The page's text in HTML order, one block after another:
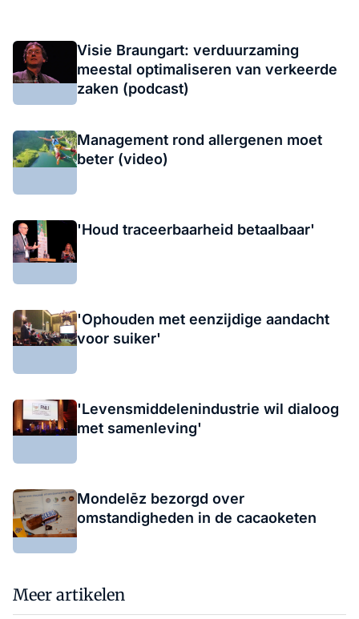
Visie Braungart: verduurzaming
meestal optimaliseren van verkeerde
zaken (podcast)
Management rond allergenen moet
beter (video)
'Houd traceerbaarheid betaalbaar'
'Ophouden met eenzijdige aandacht
voor suiker'
'Levensmiddelenindustrie wil dialoog
met samenleving'
Mondelēz bezorgd over
omstandigheden in de cacaoketen
Meer artikelen